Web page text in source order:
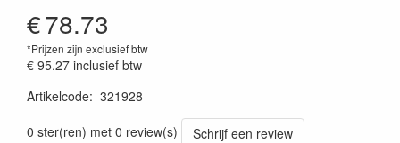
€78.73
*Prijzen zijn exclusief btw
€ 95.27 inclusief btw
Artikelcode: 321928
0 ster(ren) met 0 review(s)
Schrijf een review